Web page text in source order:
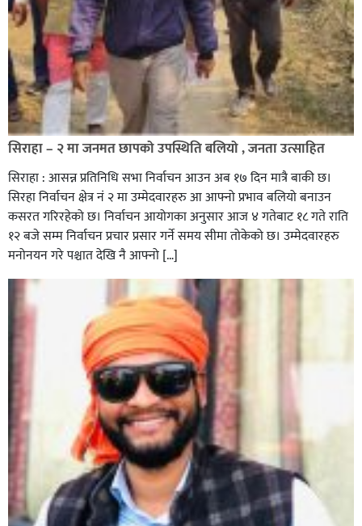
सिराहा – २ मा जनमत छापको उपस्थिति बलियो , जनता उत्साहित
सिराहा : आसन्न प्रतिनिधि सभा निर्वाचन आउन अब १७ दिन मात्रै बाकी छ।
सिरहा निर्वाचन क्षेत्र नं २ मा उम्मेदवारहरु आ आफ्नो प्रभाव बलियो बनाउन
कसरत गरिरहेको छ। निर्वाचन आयोगका अनुसार आज ४ गतेबाट १८ गते राति
१२ बजे सम्म निर्वाचन प्रचार प्रसार गर्ने समय सीमा तोकेको छ। उम्मेदवारहरु
मनोनयन गरे पश्चात देखि नै आफ्नो […]